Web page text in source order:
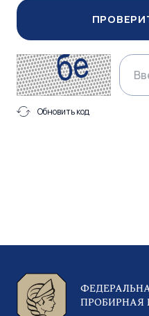
Обновить код
ПРОБИРНАЯ